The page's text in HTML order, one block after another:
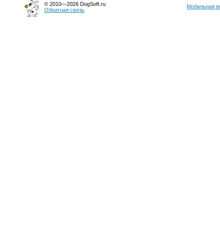
© 2010—2026 DogSoft.ru
Обратная связь
Мобильная